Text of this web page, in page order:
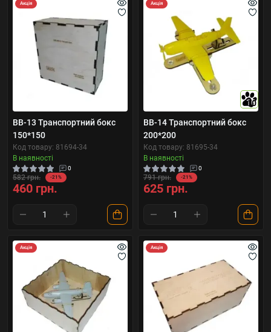
Акція
BB-13 Транспортний бокс
150*150
Код товару: 81694-34
В наявності
0
582 грн. -21%
460 грн.
Акція
10
BB-14 Транспортний бокс
200*200
Код товару: 81695-34
В наявності
0
791 грн. -21%
625 грн.
Акція Акція